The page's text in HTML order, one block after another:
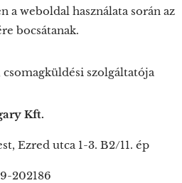
a weboldal használata során az
bocsátanak.
csomagküldési szolgáltatója
Kft.
Ezred utca 1-3. B2/11. ép
202186